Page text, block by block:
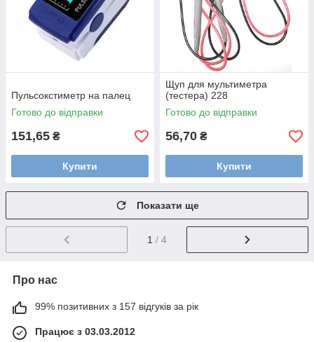
Пульсокстиметр на палец
Готово до відправки
151,65 ₴
Купити
Щуп для мультиметра
(тестера) 228
Готово до відправки
56,70 ₴
Купити
Показати ще
1 / 4
Про нас
99% позитивних з 157 відгуків за рік
Працює з 03.03.2012